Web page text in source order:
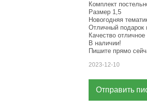
Комплект
Размер 1,5
Новогодняя
Отличный подарок
Качество отличное
В наличии!
Пишите прямо
2023-12-10
Отправить